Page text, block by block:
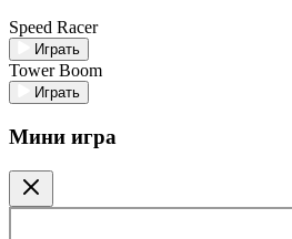
Speed Racer
Играть
Tower Boom
Играть
Мини игра